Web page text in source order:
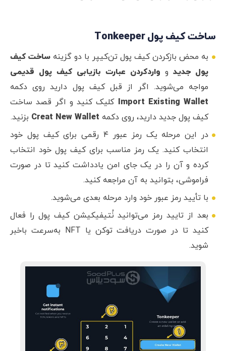
ساخت کیف پول Tonkeeper
به محض بازکردن کیف پول تن‌کیپر با دو گزینه ساخت کیف
پول جدید و واردکردن عبارت بازیابی کیف پول قدیمی
مواجه می‌شوید. اگر از قبل کیف پول دارید روی دکمه
Import Existing Wallet کلیک کنید و اگر قصد ساخت
کیف پول جدید دارید، روی دکمه Creat New Wallet بزنید.
در این مرحله یک رمز عبور ۴ رقمی برای کیف پول خود
انتخاب کنید. یک رمز مناسب برای کیف پول خود انتخاب
کرده و آن را در یک جای امن یادداشت کنید تا در صورت
فراموشی، بتوانید به آن مراجعه کنید.
با تأیید رمز عبور خود وارد مرحله بعدی می‌شوید.
بعد از تایید رمز می‌توانید نُتیفیکیشن کیف پول را فعال
کنید تا در صورت دریافت توکن یا NFT به‌سرعت باخبر
شوید.